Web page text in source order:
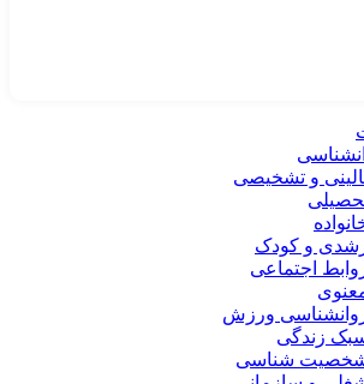
و تشخیصی
و کودک
اجتماعی
ورزش
زندگی
شناسی